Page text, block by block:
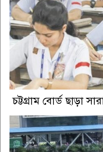
চট্টগ্রাম বোর্ড ছাড়া